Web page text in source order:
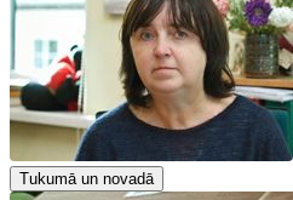
Tukumā un novadā